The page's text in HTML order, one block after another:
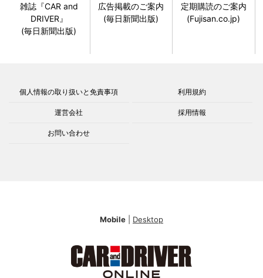
雑誌『CAR and
DRIVER』
(毎日新聞出版)
広告掲載のご案内
(毎日新聞出版)
定期購読のご案内
(Fujisan.co.jp)
個人情報の取り扱いと免責事項 利用規約
運営会社 採用情報
お問い合わせ
Mobile Desktop